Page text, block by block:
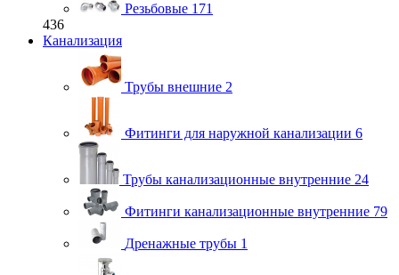
Резьбовые 171
436
Канализация
Трубы внешние 2
Фитинги для наружной канализации 6
Трубы канализационные внутренние 24
Фитинги канализационные внутренние 79
Дренажные трубы 1